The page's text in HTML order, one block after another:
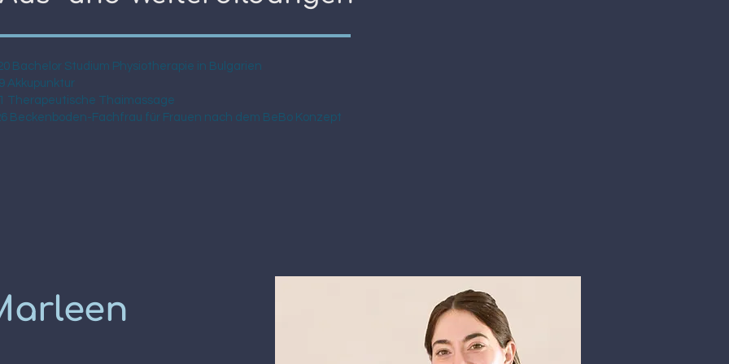
Bachelor Studium Physiotherapie in Bulgarien
Akkupunktur
Therapeutische Thaimassage
Beckenboden-Fachfrau für Frauen nach dem BeBo Konzept